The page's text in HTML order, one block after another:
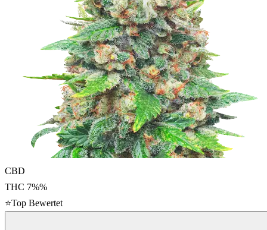
CBD
THC 7%%
⭐Top Bewertet